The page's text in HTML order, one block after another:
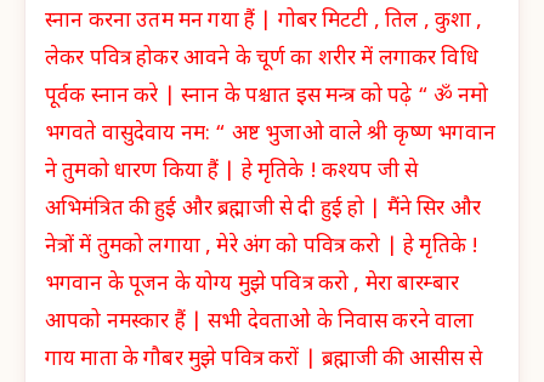
स्नान करना उतम मन गया हैं | गोबर मिटटी , तिल , कुशा ,
लेकर पवित्र होकर आवने के चूर्ण का शरीर में लगाकर विधि
पूर्वक स्नान करे | स्नान के पश्चात इस मन्त्र को पढ़े “ ॐ नमो
भगवते वासुदेवाय नम: “ अष्ट भुजाओ वाले श्री कृष्ण भगवान
ने तुमको धारण किया हैं | हे मृतिके ! कश्यप जी से
अभिमंत्रित की हुई और ब्रह्माजी से दी हुई हो | मैंने सिर और
नेत्रों में तुमको लगाया , मेरे अंग को पवित्र करो | हे मृतिके !
भगवान के पूजन के योग्य मुझे पवित्र करो , मेरा बारम्बार
आपको नमस्कार हैं | सभी देवताओ के निवास करने वाला
गाय माता के गौबर मुझे पवित्र करों | ब्रह्माजी की आसीस से